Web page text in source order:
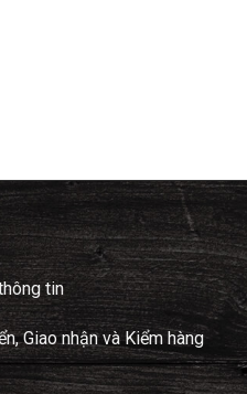
tin
Giao nhận và Kiểm hàng